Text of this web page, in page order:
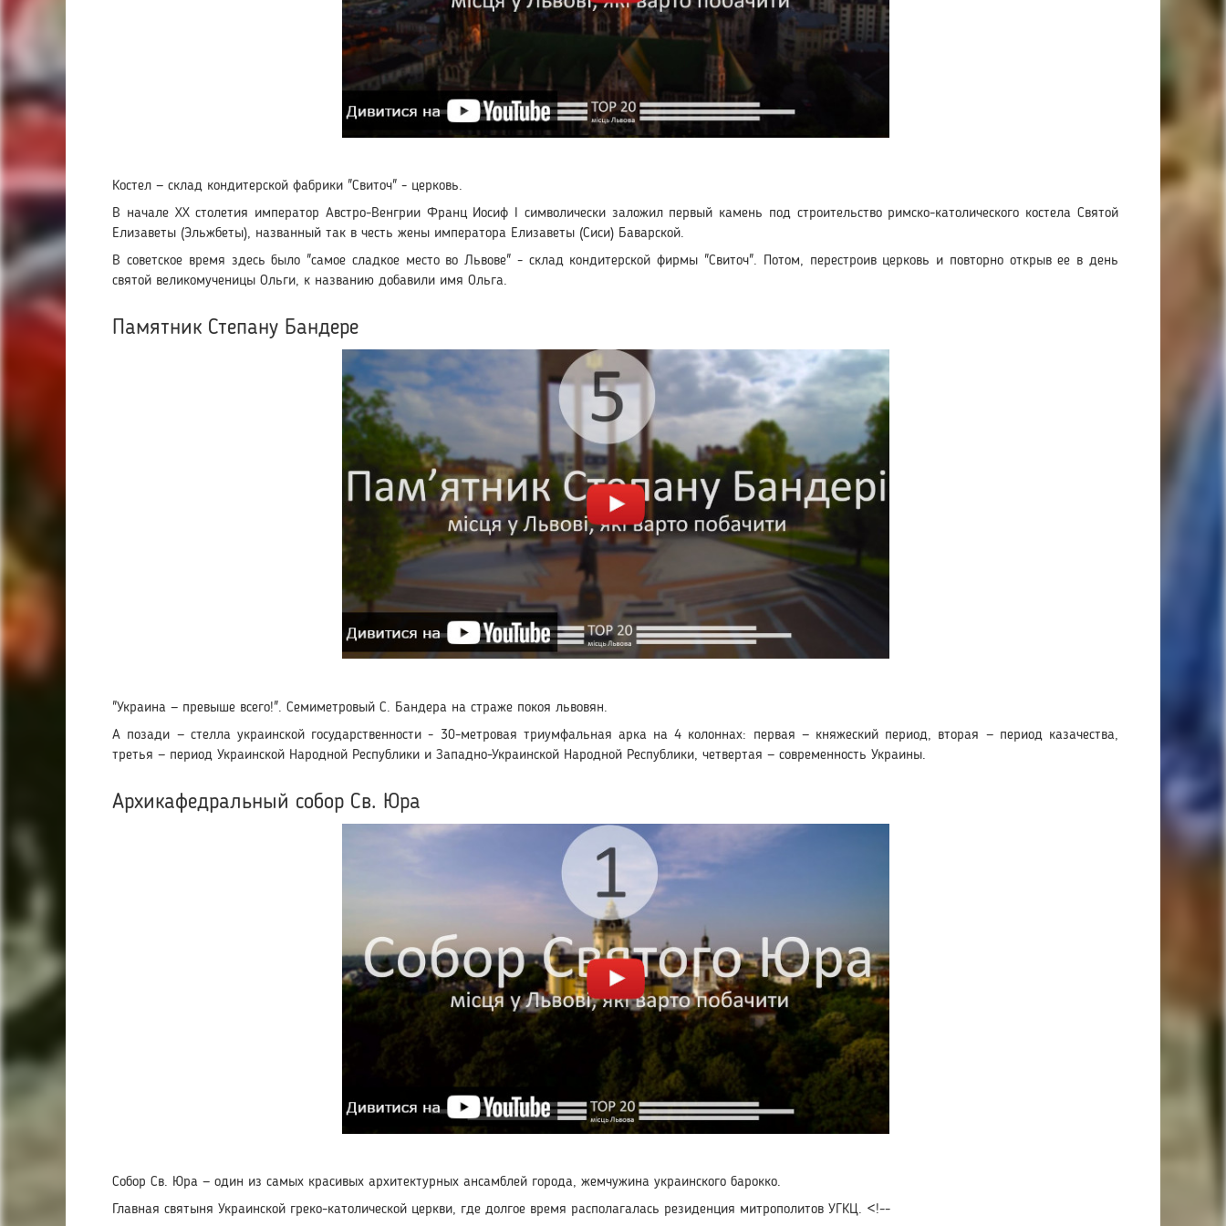
Костел — склад кондитерской фабрики "Свиточ" - церковь.
В начале ХХ столетия император Австро-Венгрии Франц Иосиф I символически заложил первый камень под строительство римско-католического костела Святой
Елизаветы (Эльжбеты), названный так в честь жены императора Елизаветы (Сиси) Баварской.
В советское время здесь было "самое сладкое место во Львове" - склад кондитерской фирмы "Свиточ". Потом, перестроив церковь и повторно открыв ее в день
святой великомученицы Ольги, к названию добавили имя Ольга.
Памятник Степану Бандере
"Украина — превыше всего!". Семиметровый С. Бандера на страже покоя львовян.
А позади — стелла украинской государственности - 30-метровая триумфальная арка на 4 колоннах: первая — княжеский период, вторая — период казачества,
третья — период Украинской Народной Республики и Западно-Украинской Народной Республики, четвертая — современность Украины.
Архикафедральный собор Св. Юра
Собор Св. Юра — один из самых красивых архитектурных ансамблей города, жемчужина украинского барокко.
Главная святыня Украинской греко-католической церкви, где долгое время располагалась резиденция митрополитов УГКЦ. <!--